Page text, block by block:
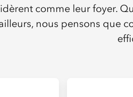
comme leur foyer.
nous pensons que